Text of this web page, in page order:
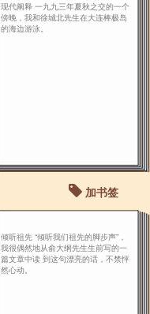
现代阐释 一九九三年夏秋之交的一个
傍晚，我和徐城北先生在大连棒极岛
的海边游泳。
加书签
倾听祖先 “倾听我们祖先的脚步声”，
我很偶然地从俞大纲先生生前写的一
篇文章中读 到这句漂亮的话，不禁怦
然心动。